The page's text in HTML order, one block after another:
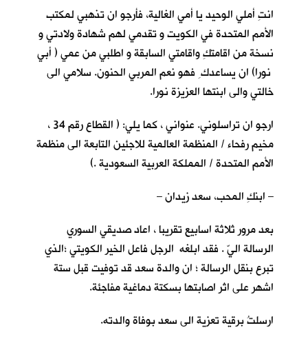
انتِ أملي الوحيد يا أمي الغالية، فأرجو ان تذهبي لمكتب
الأمم المتحدة في الكويت و تقدمي لهم شهادة ولادتي و
نسخة من اقامتكِ واقامتي السابقة و اطلبي من عمي ( أبي
نورا) ان يساعدك ِ فهو نعم المربي الحنون. سلامي الى
خالتي والى ابنتها العزيزة نورا.
ارجو ان تراسلوني. عنواني ، كما يلي: ( القطاع رقم 34 ،
مخيم رفحاء / المنظمة العالمية للاجئين التابعة الى منظمة
الأمم المتحدة / المملكة العربية السعودية .)
– ابنكِ المحب، سعد زيدان –
بعد مرور ثلاثة اسابيع تقريبا ، اعاد صديقي السوري
الرسالة اليّ . فقد ابلغه الرجل فاعل الخير الكويتي ؛الذي
تبرع بنقل الرسالة ؛ ان والدة سعد قد توفيت قبل ستة
اشهر على اثر اصابتها بسكتة دماغية مفاجئة.
ارسلتُ برقية تعزية الى سعد بوفاة والدته.